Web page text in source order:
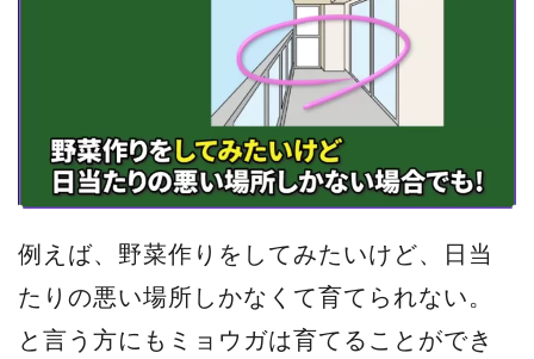
例えば、野菜作りをしてみたいけど、日当
たりの悪い場所しかなくて育てられない。
と言う方にもミョウガは育てることができ